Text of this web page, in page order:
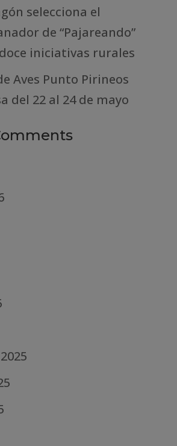
selecciona el
de “Pajareando”
iniciativas rurales
Aves Punto Pirineos
del 22 al 24 de mayo